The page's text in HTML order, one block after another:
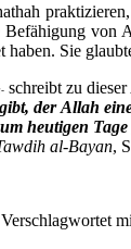
Befähigung
Sie
schreibt zu
der Allah
heutigen
al-Bayan,
Verschlagwortet